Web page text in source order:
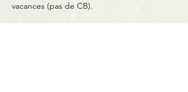
vacances (pas de CB).